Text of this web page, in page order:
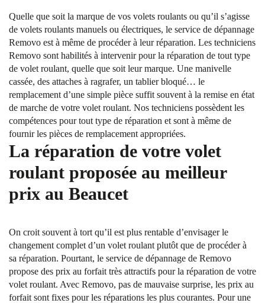
Quelle que soit la marque de vos volets roulants ou qu’il s’agisse
de volets roulants manuels ou électriques, le service de dépannage
Removo est à même de procéder à leur réparation. Les techniciens
Removo sont habilités à intervenir pour la réparation de tout type
de volet roulant, quelle que soit leur marque. Une manivelle
cassée, des attaches à ragrafer, un tablier bloqué… le
remplacement d’une simple pièce suffit souvent à la remise en état
de marche de votre volet roulant. Nos techniciens possèdent les
compétences pour tout type de réparation et sont à même de
fournir les pièces de remplacement appropriées.
La réparation de votre volet
roulant proposée au meilleur
prix au Beaucet
On croit souvent à tort qu’il est plus rentable d’envisager le
changement complet d’un volet roulant plutôt que de procéder à
sa réparation. Pourtant, le service de dépannage de Removo
propose des prix au forfait très attractifs pour la réparation de votre
volet roulant. Avec Removo, pas de mauvaise surprise, les prix au
forfait sont fixes pour les réparations les plus courantes. Pour une